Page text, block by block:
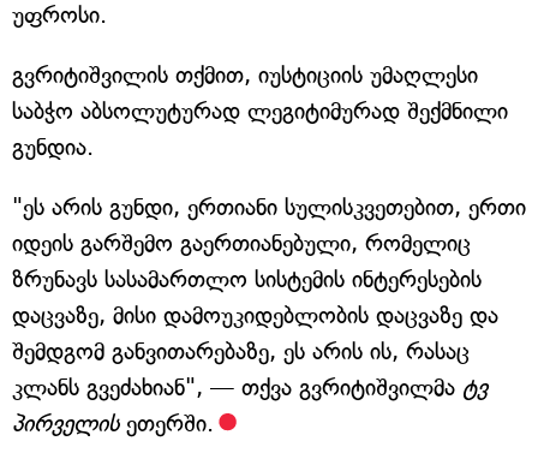
უფროსი.
გვრიტიშვილის თქმით, იუსტიციის უმაღლესი
საბჭო აბსოლუტურად ლეგიტიმურად შექმნილი
გუნდია.
"ეს არის გუნდი, ერთიანი სულისკვეთებით, ერთი
იდეის გარშემო გაერთიანებული, რომელიც
ზრუნავს სასამართლო სისტემის ინტერესების
დაცვაზე, მისი დამოუკიდებლობის დაცვაზე და
შემდგომ განვითარებაზე, ეს არის ის, რასაც
კლანს გვეძახიან", — თქვა გვრიტიშვილმა ტვ
პირველისეთერში.